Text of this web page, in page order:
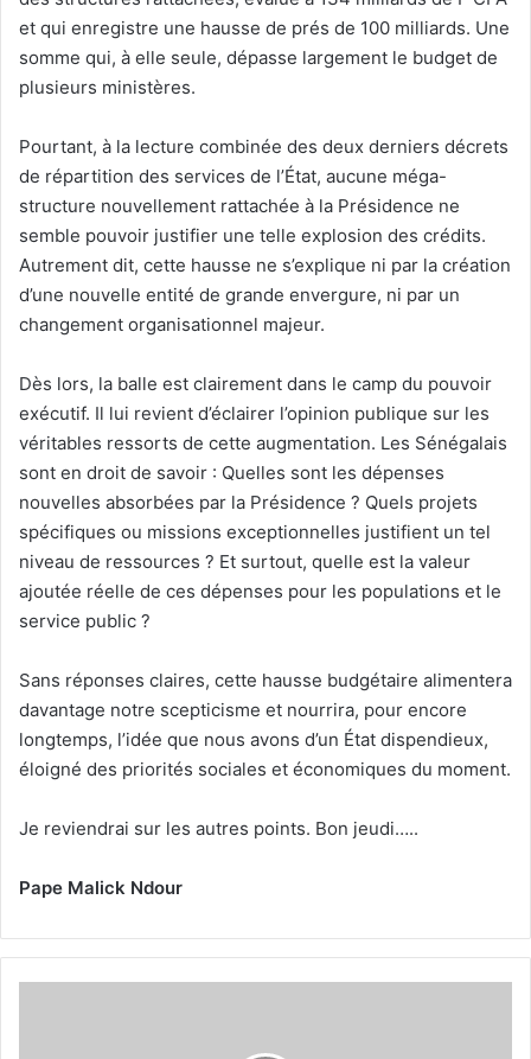
et qui enregistre une hausse de prés de 100 milliards. Une
somme qui, à elle seule, dépasse largement le budget de
plusieurs ministères.
Pourtant, à la lecture combinée des deux derniers décrets
de répartition des services de l’État, aucune méga-
structure nouvellement rattachée à la Présidence ne
semble pouvoir justifier une telle explosion des crédits.
Autrement dit, cette hausse ne s’explique ni par la création
d’une nouvelle entité de grande envergure, ni par un
changement organisationnel majeur.
Dès lors, la balle est clairement dans le camp du pouvoir
exécutif. Il lui revient d’éclairer l’opinion publique sur les
véritables ressorts de cette augmentation. Les Sénégalais
sont en droit de savoir : Quelles sont les dépenses
nouvelles absorbées par la Présidence ? Quels projets
spécifiques ou missions exceptionnelles justifient un tel
niveau de ressources ? Et surtout, quelle est la valeur
ajoutée réelle de ces dépenses pour les populations et le
service public ?
Sans réponses claires, cette hausse budgétaire alimentera
davantage notre scepticisme et nourrira, pour encore
longtemps, l’idée que nous avons d’un État dispendieux,
éloigné des priorités sociales et économiques du moment.
Je reviendrai sur les autres points. Bon jeudi…..
Pape Malick Ndour